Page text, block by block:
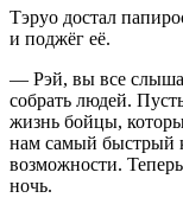
Тэруо достал
и поджёг её.
— Рэй, вы все
собрать людей.
жизнь бойцы,
нам самый быстрый
возможности.
ночь.